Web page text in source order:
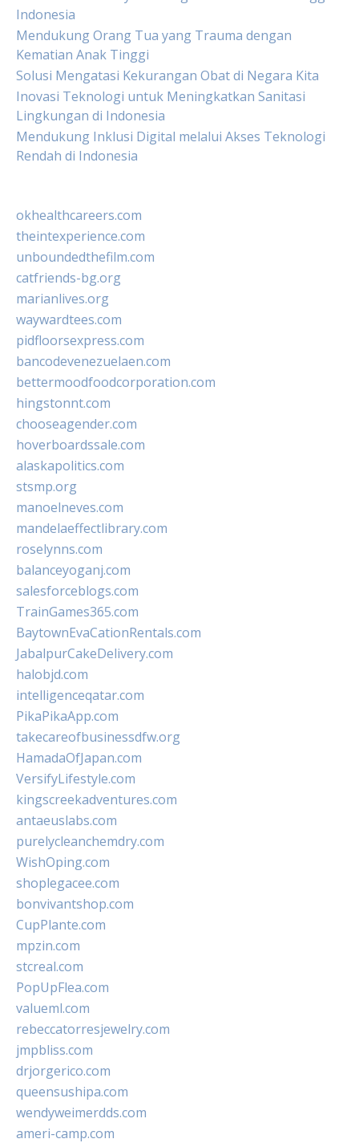
Indonesia
Mendukung Orang Tua yang Trauma dengan
Kematian Anak Tinggi
Solusi Mengatasi Kekurangan Obat di Negara Kita
Inovasi Teknologi untuk Meningkatkan Sanitasi
Lingkungan di Indonesia
Mendukung Inklusi Digital melalui Akses Teknologi
Rendah di Indonesia
okhealthcareers.com
theintexperience.com
unboundedthefilm.com
catfriends-bg.org
marianlives.org
waywardtees.com
pidfloorsexpress.com
bancodevenezuelaen.com
bettermoodfoodcorporation.com
hingstonnt.com
chooseagender.com
hoverboardssale.com
alaskapolitics.com
stsmp.org
manoelneves.com
mandelaeffectlibrary.com
roselynns.com
balanceyoganj.com
salesforceblogs.com
TrainGames365.com
BaytownEvaCationRentals.com
JabalpurCakeDelivery.com
halobjd.com
intelligenceqatar.com
PikaPikaApp.com
takecareofbusinessdfw.org
HamadaOfJapan.com
VersifyLifestyle.com
kingscreekadventures.com
antaeuslabs.com
purelycleanchemdry.com
WishOping.com
shoplegacee.com
bonvivantshop.com
CupPlante.com
mpzin.com
stcreal.com
PopUpFlea.com
valueml.com
rebeccatorresjewelry.com
jmpbliss.com
drjorgerico.com
queensushipa.com
wendyweimerdds.com
ameri-camp.com